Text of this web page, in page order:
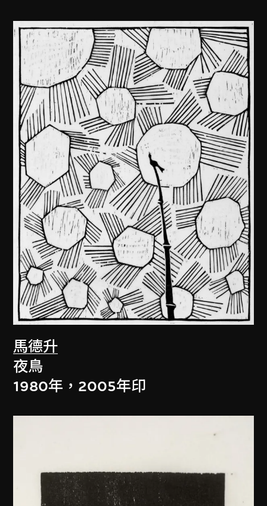
馬德升
夜鳥
1980年，2005年印